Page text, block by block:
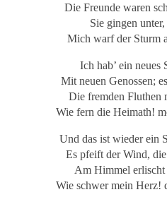
Die Freunde waren
Sie gingen
Mich warf der Sturm
Ich hab’ ein neues
Mit neuen Genossen;
Die fremden Fluthen
Wie fern die Heimath!
Und das ist wieder ein
Es pfeift der Wind,
Am Himmel erlischt
Wie schwer mein Herz!